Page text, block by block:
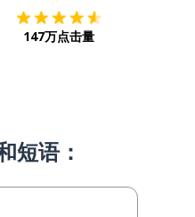
147万点击量
短语：